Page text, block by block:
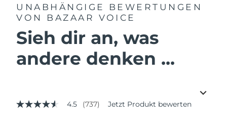
UNABHÄNGIGE BEWERTUNGEN
VON BAZAAR VOICE
Sieh dir an, was
andere denken ...
4.5
4.5 (737) Jetzt Produkt bewerten